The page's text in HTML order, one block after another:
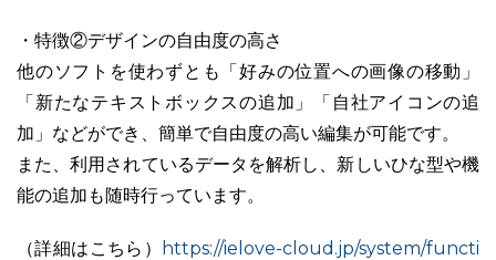
・特徴②デザインの自由度の高さ
他のソフトを使わずとも「好みの位置への画像の移動」
「新たなテキストボックスの追加」「自社アイコンの追
加」などができ、簡単で自由度の高い編集が可能です。
また、利用されているデータを解析し、新しいひな型や機
能の追加も随時行っています。
（詳細はこちら）
https://ielove-cloud.jp/system/functi